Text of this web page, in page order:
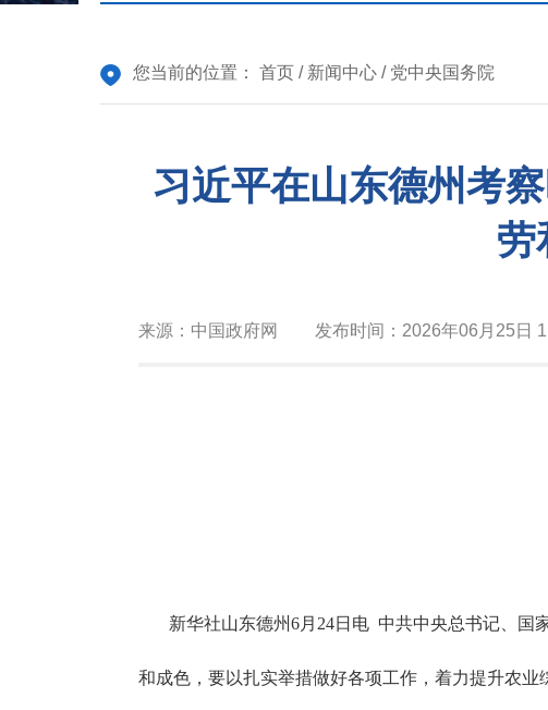
您当前的位置： 首页 / 新闻中心 / 党中央国务院
习近平在山东德州考
劳
来源： 中国政府网 发布时间： 2026年06月25日
新华社山东德州6月24日电 中共中央总书记、国
和成色，要以扎实举措做好各项工作，着力提升农